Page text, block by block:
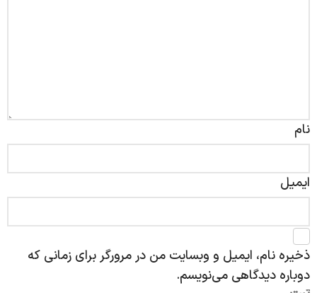
نام
ایمیل
ذخیره نام، ایمیل و وبسایت من در مرورگر برای زمانی که
دوباره دیدگاهی می‌نویسم.